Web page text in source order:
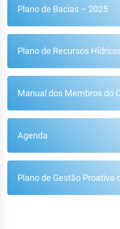
Plano de Bacias – 2025
Plano de Recursos
Manual dos Membros do
Agenda
Plano de Gestão Proativa